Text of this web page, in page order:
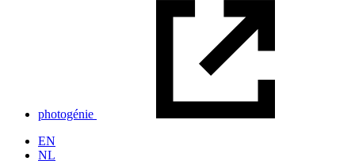
photogénie
EN
NL